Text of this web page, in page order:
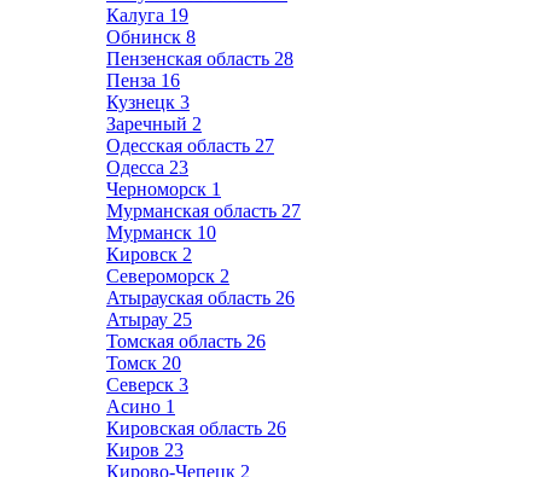
Калуга 19
Обнинск 8
Пензенская область 28
Пенза 16
Кузнецк 3
Заречный 2
Одесская область 27
Одесса 23
Черноморск 1
Мурманская область 27
Мурманск 10
Кировск 2
Североморск 2
Атырауская область 26
Атырау 25
Томская область 26
Томск 20
Северск 3
Асино 1
Кировская область 26
Киров 23
Кирово-Чепецк 2